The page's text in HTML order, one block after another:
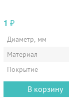
1 ₽
Диаметр, мм
Материал
Покрытие
В корзину